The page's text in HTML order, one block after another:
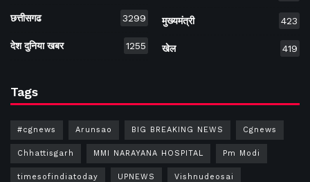
छत्तीसगढ 3299
देश दुनिया खबर 1255
मुख्यमंत्री 423
खेल 419
Tags
#cgnews Arunsao BIG BREAKING NEWS Cgnews
Chhattisgarh MMI NARAYANA HOSPITAL Pm Modi
timesofindiatoday UPNEWS Vishnudeosai